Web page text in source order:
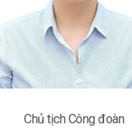
Chủ tịch Công đoàn